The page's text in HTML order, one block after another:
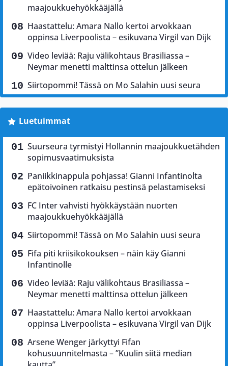
maajoukkuehyökkääjällä
Haastattelu: Amara Nallo kertoi arvokkaan
oppinsa Liverpoolista – esikuvana Virgil van Dijk
Video leviää: Raju välikohtaus Brasiliassa –
Neymar menetti malttinsa ottelun jälkeen
Siirtopommi! Tässä on Mo Salahin uusi seura
Luetuimmat
Suurseura tyrmistyi Hollannin maajoukkuetähden
sopimusvaatimuksista
Paniikkinappula pohjassa! Gianni Infantinolta
epätoivoinen ratkaisu pestinsä pelastamiseksi
FC Inter vahvisti hyökkäystään nuorten
maajoukkuehyökkääjällä
Siirtopommi! Tässä on Mo Salahin uusi seura
Fifa piti kriisikokouksen – näin käy Gianni
Infantinolle
Video leviää: Raju välikohtaus Brasiliassa –
Neymar menetti malttinsa ottelun jälkeen
Haastattelu: Amara Nallo kertoi arvokkaan
oppinsa Liverpoolista – esikuvana Virgil van Dijk
Arsene Wenger järkyttyi Fifan
kohusuunnitelmasta – ”Kuulin siitä median